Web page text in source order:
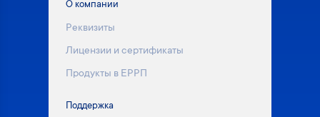
О компании
Реквизиты
Лицензии и сертификаты
Продукты в ЕРРП
Поддержка